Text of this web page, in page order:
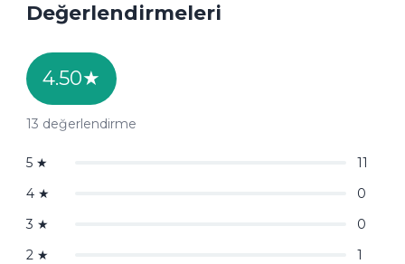
Değerlendirmeleri
4.50★
13 değerlendirme
5 ★
11
4 ★
0
3 ★
0
2 ★
1